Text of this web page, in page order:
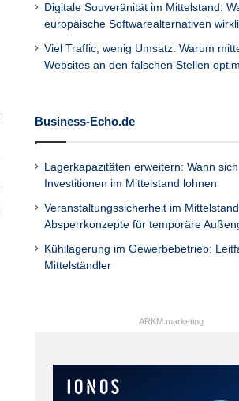
Digitale Souveränität im Mittelstand:
europäische Softwarealternativen
Viel Traffic, wenig Umsatz: Warum
Websites an den falschen Stellen
Business-Echo.de
Lagerkapazitäten erweitern: Wann
Investitionen im Mittelstand lohnen
Veranstaltungssicherheit im
Absperrkonzepte für temporäre
Kühllagerung im Gewerbebetrieb:
Mittelständler
ARKM.marketing